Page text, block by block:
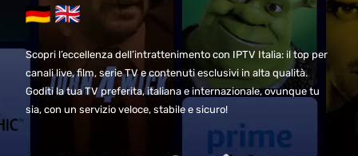
Scopri l’eccellenza dell’intrattenimento con IPTV Italia: il top per
canali live, film, serie TV e contenuti esclusivi in alta qualità.
Goditi la tua TV preferita, italiana e internazionale, ovunque tu
sia, con un servizio veloce, stabile e sicuro!